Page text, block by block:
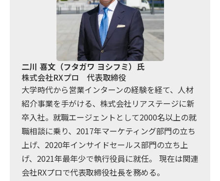
二川 喜文（フタガワ ヨシフミ）氏
株式会社RXプロ 代表取締役
大学時代から営業インターンの経験を経て、人材
紹介事業を手がける、株式会社リアステージに新
卒入社。就職エージェントとして2000名以上の就
職相談に乗り、2017年マーケティング部門の立ち
上げ、2020年インサイドセールス部門の立ち上
げ、2021年最年少で執行役員に就任。 現在は関連
会社RXプロで代表取締役社長を務める。